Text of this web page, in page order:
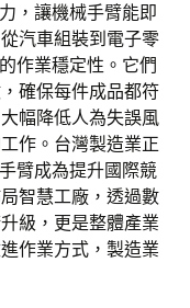
，讓機械手臂能即
汽車組裝到電子零
作業穩定性。它們
確保每件成品都符
幅降低人為失誤風
作。台灣製造業正
臂成為提升國際競
智慧工廠，透過數
級，更是整體產業
作業方式，製造業